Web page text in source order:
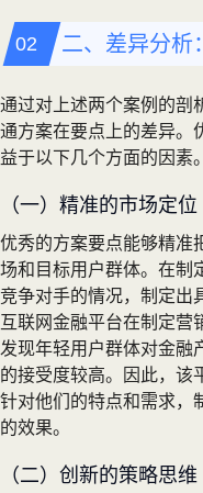
二、差异分析
通过对上述两个案例的剖
通方案在要点上的差异。
益于以下几个方面的因素。
（一）精准的市场定位
优秀的方案要点能够精准
场和目标用户群体。在制
竞争对手的情况，制定出
互联网金融平台在制定营
发现年轻用户群体对金融
的接受度较高。因此，该
针对他们的特点和需求，
的效果。
（二）创新的策略思维